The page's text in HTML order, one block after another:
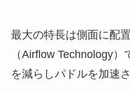
最大の特長は側面に配
（Airflow Technology
を減らしパドルを加速